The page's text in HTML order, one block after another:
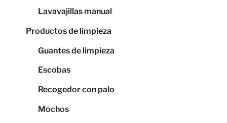
Lavavajillas manual
Productos de limpieza
Guantes de limpieza
Escobas
Recogedor con palo
Mochos